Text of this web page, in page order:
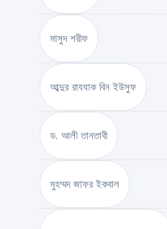
মাসুদ শরীফ
আব্দুর রাযযাক বিন ইউসুফ
ড. আলী তানতাবী
মুহম্মদ জাফর ইকবাল